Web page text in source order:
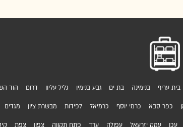
בית עריף בנימינה בת ים גבע בנימין גליל עליון דרום הוד
כפר סבא כרמי יוסף כרמיאל לפידות מבשרת ציון מגדים
עכו עמק יזרעאל עפולה ערד פתח תקווה צפון צפת